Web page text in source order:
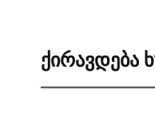
ქირავდება